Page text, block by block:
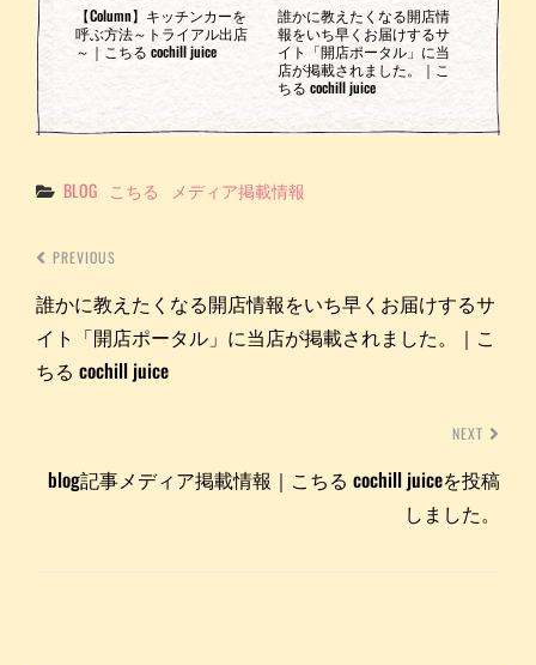
【Column】キッチンカーを
呼ぶ方法～トライアル出店
～｜こちる cochill juice
誰かに教えたくなる開店情
報をいち早くお届けするサ
イト「開店ポータル」に当
店が掲載されました。｜こ
ちる cochill juice
Categories
BLOG こちる メディア掲載情報
PREVIOUS
誰かに教えたくなる開店情報をいち早くお届けするサ
イト「開店ポータル」に当店が掲載されました。｜こ
ちる cochill juice
NEXT
blog記事メディア掲載情報｜こちる cochill juiceを投稿
しました。